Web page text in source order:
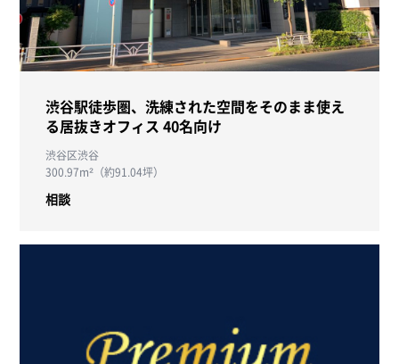
渋谷駅徒歩圏、洗練された空間をそのまま使え
る居抜きオフィス 40名向け
渋谷区渋谷
300.97m²（約91.04坪）
相談